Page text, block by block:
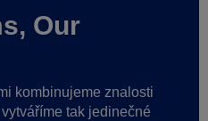
Our
kombinujeme znalosti
vytváříme tak jedinečné